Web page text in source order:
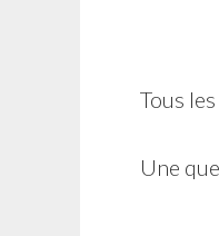
Tous
Une